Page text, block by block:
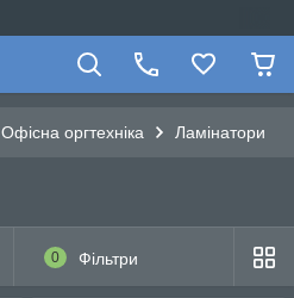
Офісна оргтехніка Ламінатори
0 Фільтри